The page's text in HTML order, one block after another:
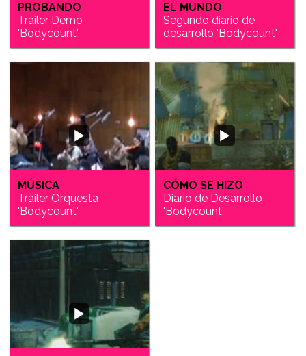
PROBANDO
Tráiler Demo
'Bodycount'
EL MUNDO
Segundo diario de
desarrollo 'Bodycount'
MÚSICA
Tráiler Orquesta
'Bodycount'
CÓMO SE HIZO
Diario de Desarrollo
'Bodycount'